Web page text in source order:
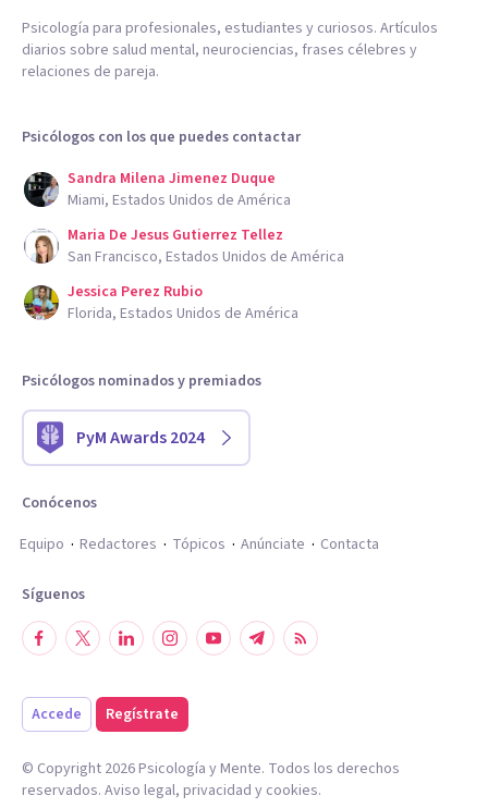
Psicología para profesionales, estudiantes y curiosos. Artículos
diarios sobre salud mental, neurociencias, frases célebres y
relaciones de pareja.
Psicólogos con los que puedes contactar
Sandra Milena Jimenez Duque
Miami, Estados Unidos de América
Maria De Jesus Gutierrez Tellez
San Francisco, Estados Unidos de América
Jessica Perez Rubio
Florida, Estados Unidos de América
Psicólogos nominados y premiados
PyM Awards 2024
Conócenos
Equipo
Redactores Tópicos Anúnciate Contacta
Síguenos
Accede Regístrate
© Copyright 2026Psicología y Mente. Todos los derechos
reservados. Aviso legal, privacidad y cookies.